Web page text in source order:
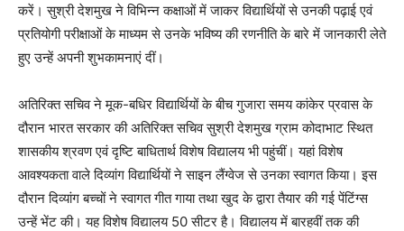
करें। सुश्री देशमुख ने विभिन्न कक्षाओं में जाकर विद्यार्थियों से उनकी पढ़ाई एवं
प्रतियोगी परीक्षाओं के माध्यम से उनके भविष्य की रणनीति के बारे में जानकारी लेते
हुए उन्हें अपनी शुभकामनाएं दीं।
अतिरिक्त सचिव ने मूक-बधिर विद्यार्थियों के बीच गुजारा समय कांकेर प्रवास के
दौरान भारत सरकार की अतिरिक्त सचिव सुश्री देशमुख ग्राम कोदाभाट स्थित
शासकीय श्रवण एवं दृष्टि बाधितार्थ विशेष विद्यालय भी पहुंचीं। यहां विशेष
आवश्यकता वाले दिव्यांग विद्यार्थियों ने साइन लैंग्वेज से उनका स्वागत किया। इस
दौरान दिव्यांग बच्चों ने स्वागत गीत गाया तथा खुद के द्वारा तैयार की गई पेंटिंग्स
उन्हें भेंट की। यह विशेष विद्यालय 50 सीटर है। विद्यालय में बारहवीं तक की